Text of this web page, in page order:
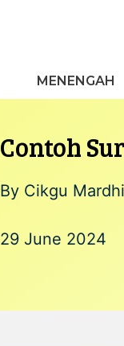
MENENGAH
Contoh
By Cikgu
29 June 2024